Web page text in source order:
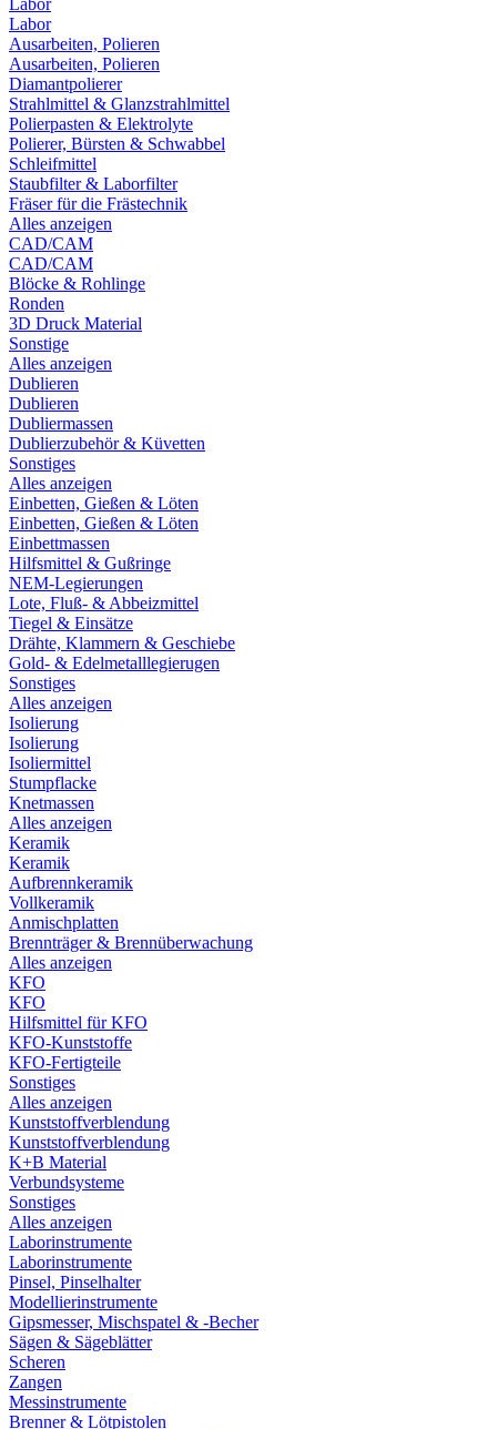
Labor
Labor
Ausarbeiten, Polieren
Ausarbeiten, Polieren
Diamantpolierer
Strahlmittel & Glanzstrahlmittel
Polierpasten & Elektrolyte
Polierer, Bürsten & Schwabbel
Schleifmittel
Staubfilter & Laborfilter
Fräser für die Frästechnik
Alles anzeigen
CAD/CAM
CAD/CAM
Blöcke & Rohlinge
Ronden
3D Druck Material
Sonstige
Alles anzeigen
Dublieren
Dublieren
Dubliermassen
Dublierzubehör & Küvetten
Sonstiges
Alles anzeigen
Einbetten, Gießen & Löten
Einbetten, Gießen & Löten
Einbettmassen
Hilfsmittel & Gußringe
NEM-Legierungen
Lote, Fluß- & Abbeizmittel
Tiegel & Einsätze
Drähte, Klammern & Geschiebe
Gold- & Edelmetalllegierugen
Sonstiges
Alles anzeigen
Isolierung
Isolierung
Isoliermittel
Stumpflacke
Knetmassen
Alles anzeigen
Keramik
Keramik
Aufbrennkeramik
Vollkeramik
Anmischplatten
Brennträger & Brennüberwachung
Alles anzeigen
KFO
KFO
Hilfsmittel für KFO
KFO-Kunststoffe
KFO-Fertigteile
Sonstiges
Alles anzeigen
Kunststoffverblendung
Kunststoffverblendung
K+B Material
Verbundsysteme
Sonstiges
Alles anzeigen
Laborinstrumente
Laborinstrumente
Pinsel, Pinselhalter
Modellierinstrumente
Gipsmesser, Mischspatel & -Becher
Sägen & Sägeblätter
Scheren
Zangen
Messinstrumente
Brenner & Lötpistolen